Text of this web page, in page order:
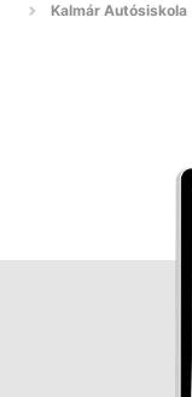
Kalmár Autósiskola